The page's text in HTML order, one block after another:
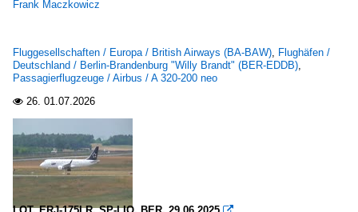
Frank Maczkowicz
Fluggesellschaften / Europa / British Airways (BA-BAW), Flughäfen /
Deutschland / Berlin-Brandenburg "Willy Brandt" (BER-EDDB),
Passagierflugzeuge / Airbus / A 320-200 neo
 26. 01.07.2026